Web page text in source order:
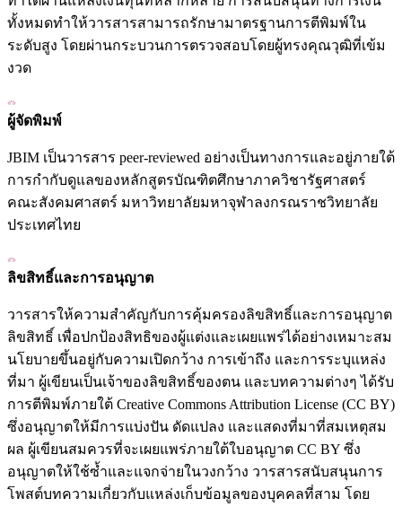
ทั้งหมดทำให้วารสารสามารถรักษามาตรฐานการตีพิมพ์ใน
ระดับสูง โดยผ่านกระบวนการตรวจสอบโดยผู้ทรงคุณวุฒิที่เข้ม
งวด
ผู้จัดพิมพ์
JBIM เป็นวารสาร peer-reviewed อย่างเป็นทางการและอยู่ภายใต้
การกำกับดูแลของหลักสูตรบัณฑิตศึกษาภาควิชารัฐศาสตร์
คณะสังคมศาสตร์ มหาวิทยาลัยมหาจุฬาลงกรณราชวิทยาลัย
ประเทศไทย
ลิขสิทธิ์และการอนุญาต
วารสารให้ความสำคัญกับการคุ้มครองลิขสิทธิ์และการอนุญาต
ลิขสิทธิ์ เพื่อปกป้องสิทธิของผู้แต่งและเผยแพร่ได้อย่างเหมาะสม
นโยบายขึ้นอยู่กับความเปิดกว้าง การเข้าถึง และการระบุแหล่ง
ที่มา ผู้เขียนเป็นเจ้าของลิขสิทธิ์ของตน และบทความต่างๆ ได้รับ
การตีพิมพ์ภายใต้ Creative Commons Attribution License (CC BY)
ซึ่งอนุญาตให้มีการแบ่งปัน ดัดแปลง และแสดงที่มาที่สมเหตุสม
ผล ผู้เขียนสมควรที่จะเผยแพร่ภายใต้ใบอนุญาต CC BY ซึ่ง
อนุญาตให้ใช้ซ้ำและแจกจ่ายในวงกว้าง วารสารสนับสนุนการ
โพสต์บทความเกี่ยวกับแหล่งเก็บข้อมูลของบุคคลที่สาม โดย